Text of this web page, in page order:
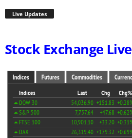
Live Updates
Stock Exchange Live